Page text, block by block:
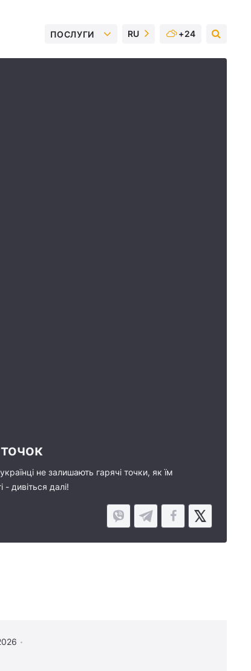
ПОСЛУГИ RU +24
не залишають гарячі точки, як їм
дивіться далі!